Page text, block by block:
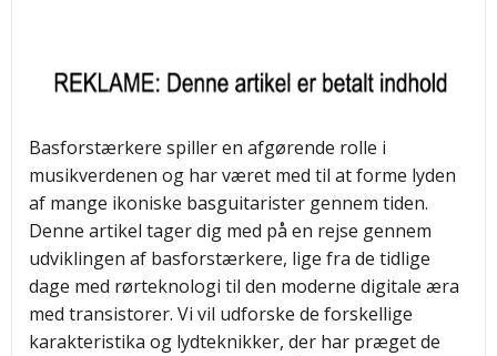
Basforstærkere spiller en afgørende rolle i
musikverdenen og har været med til at forme lyden
af mange ikoniske basguitarister gennem tiden.
Denne artikel tager dig med på en rejse gennem
udviklingen af basforstærkere, lige fra de tidlige
dage med rørteknologi til den moderne digitale æra
med transistorer. Vi vil udforske de forskellige
karakteristika og lydteknikker, der har præget de